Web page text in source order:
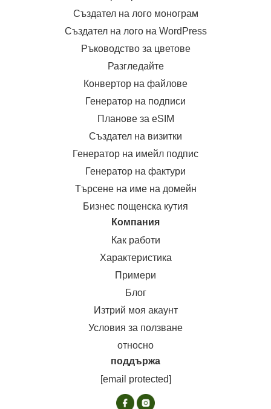
Създател на лого монограм
Създател на лого на WordPress
Ръководство за цветове
Разгледайте
Конвертор на файлове
Генератор на подписи
Планове за eSIM
Създател на визитки
Генератор на имейл подпис
Генератор на фактури
Търсене на име на домейн
Бизнес пощенска кутия
Компания
Как работи
Характеристика
Примери
Блог
Изтрий моя акаунт
Условия за ползване
относно
поддържа
[email protected]